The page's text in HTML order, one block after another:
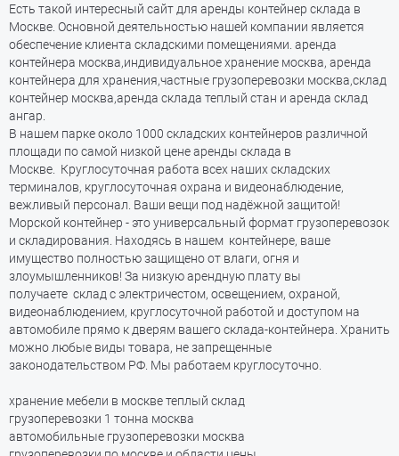
Есть такой интересный сайт для аренды контейнер склада в
Москве. Основной деятельностью нашей компании является
обеспечение клиента складскими помещениями. аренда
контейнера москва,индивидуальное хранение москва, аренда
контейнера для хранения,частные грузоперевозки москва,склад
контейнер москва,аренда склада теплый стан и аренда склад
ангар.
В нашем парке около 1000 складских контейнеров различной
площади по самой низкой цене аренды склада в
Москве. Круглосуточная работа всех наших складских
терминалов, круглосуточная охрана и видеонаблюдение,
вежливый персонал. Ваши вещи под надёжной защитой!
Морской контейнер - это универсальный формат грузоперевозок
и складирования. Находясь в нашем контейнере, ваше
имущество полностью защищено от влаги, огня и
злоумышленников! За низкую арендную плату вы
получаете склад c электричестом, освещением, охраной,
видеонаблюдением, круглосуточной работой и доступом на
автомобиле прямо к дверям вашего склада-контейнера. Хранить
можно любые виды товара, не запрещенные
законодательством РФ. Мы работаем круглосуточно.
хранение мебели в москве теплый склад
грузоперевозки 1 тонна москва
автомобильные грузоперевозки москва